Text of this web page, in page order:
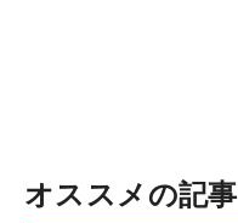
オススメの記事